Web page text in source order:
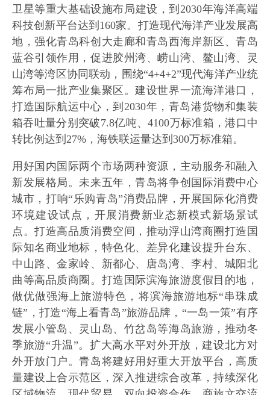
卫星等重大基础设施布局建设，到2030年海洋高端
科技创新平台达到160家。打造现代海洋产业发展高
地，强化青岛科创大走廊和青岛西海岸新区、青岛
蓝谷引领作用，促进胶州湾、崂山湾、鳌山湾、灵
山湾等湾区协同联动，围绕“4+4+2”现代海洋产业统
筹布局一批产业集聚区。建设世界一流海洋港口，
打造国际航运中心，到2030年，青岛港货物和集装
箱吞吐量分别突破7.8亿吨、4100万标准箱，港口中
转比例达到27%，海铁联运量达到300万标准箱。
用好国内国际两个市场两种资源，主动服务和融入
新发展格局。未来五年，青岛将争创国际消费中心
城市，打响“乐购青岛”消费品牌，开展国际化消费
环境建设试点，开展消费新业态新模式新场景试
点。打造高品质消费空间，推动浮山湾商圈打造国
际知名商业地标，特色化、差异化建设提升台东、
中山路、金家岭、新都心、唐岛湾、李村、城阳北
曲等高品质商圈。打造国际滨海旅游度假目的地，
做优做强海上旅游特色，将滨海旅游地标“串珠成
链”，打造“海上看青岛”旅游品牌，“一岛一策”有序
发展小管岛、灵山岛、竹岔岛等海岛旅游，推动冬
季旅游“升温”。扩大高水平对外开放，建设北方对
外开放门户。青岛将建好用好重大开放平台，高质
量建设上合示范区，深入推进综合改革，持续深化